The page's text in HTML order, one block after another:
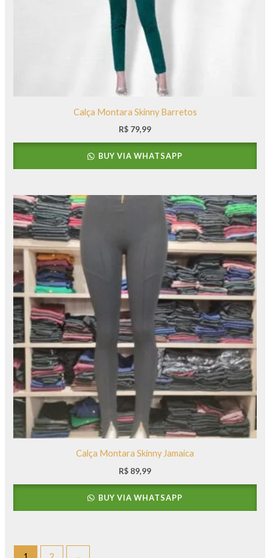
Calça Montara Skinny Barretos
R$ 79,99
BUY VIA WHATSAPP
Calça Montara Skinny Jamaica
R$ 89,99
BUY VIA WHATSAPP